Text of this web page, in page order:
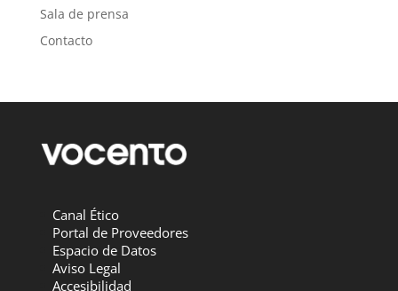
Sala de prensa
Contacto
Canal Ético
Portal de Proveedores
Espacio de Datos
Aviso Legal
Accesibilidad